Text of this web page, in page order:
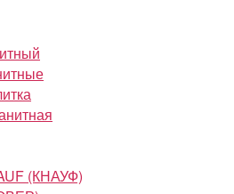
(КНАУФ)